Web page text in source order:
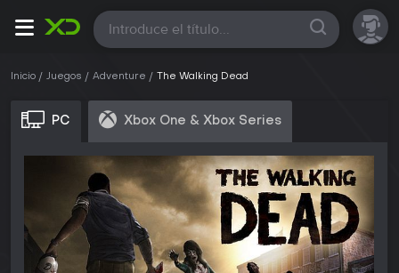
Todas
Inicio Juegos Adventure The Walking Dead
PC Xbox One & Xbox Series